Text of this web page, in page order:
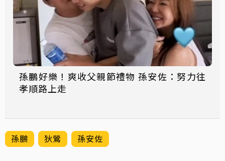
孫鵬好樂！爽收父親節禮物 孫安佐：努力往
孝順路上走
孫鵬 狄鶯 孫安佐